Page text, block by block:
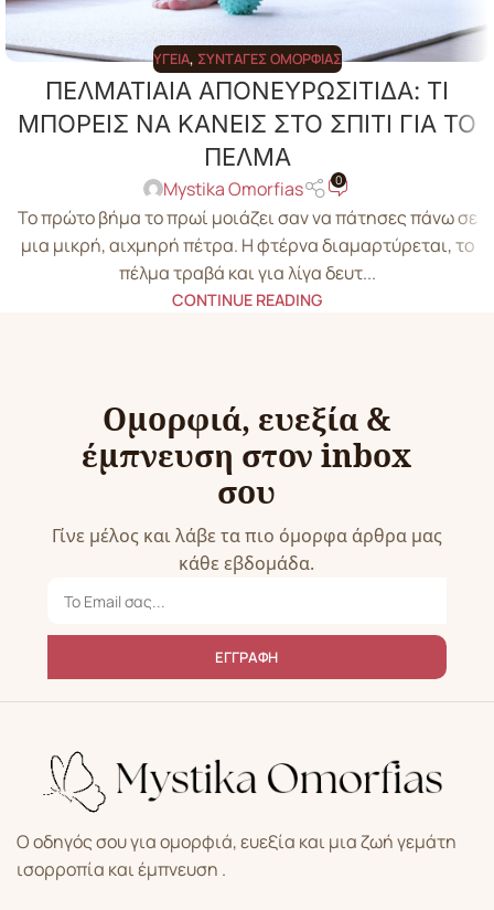
ΥΓΕΊΑ, ΣΥΝΤΑΓΈΣ ΟΜΟΡΦΙΆΣ
ΠΕΛΜΑΤΙΑΙΑ ΑΠΟΝΕΥΡΩΣΙΤΙΔΑ: ΤΙ
ΜΠΟΡΕΙΣ ΝΑ ΚΑΝΕΙΣ ΣΤΟ ΣΠΙΤΙ ΓΙΑ ΤΟ
ΠΕΛΜΑ
Mystika Omorfias 0
Το πρώτο βήμα το πρωί μοιάζει σαν να πάτησες πάνω σε
μια μικρή, αιχμηρή πέτρα. Η φτέρνα διαμαρτύρεται, το
πέλμα τραβά και για λίγα δευτ...
CONTINUE READING
Ομορφιά, ευεξία &
έμπνευση στον inbox
σου
Γίνε μέλος και λάβε τα πιο όμορφα άρθρα μας
κάθε εβδομάδα.
ΕΓΓΡΑΦΗ
Ο οδηγός σου για ομορφιά, ευεξία και μια ζωή γεμάτη
ισορροπία και έμπνευση .